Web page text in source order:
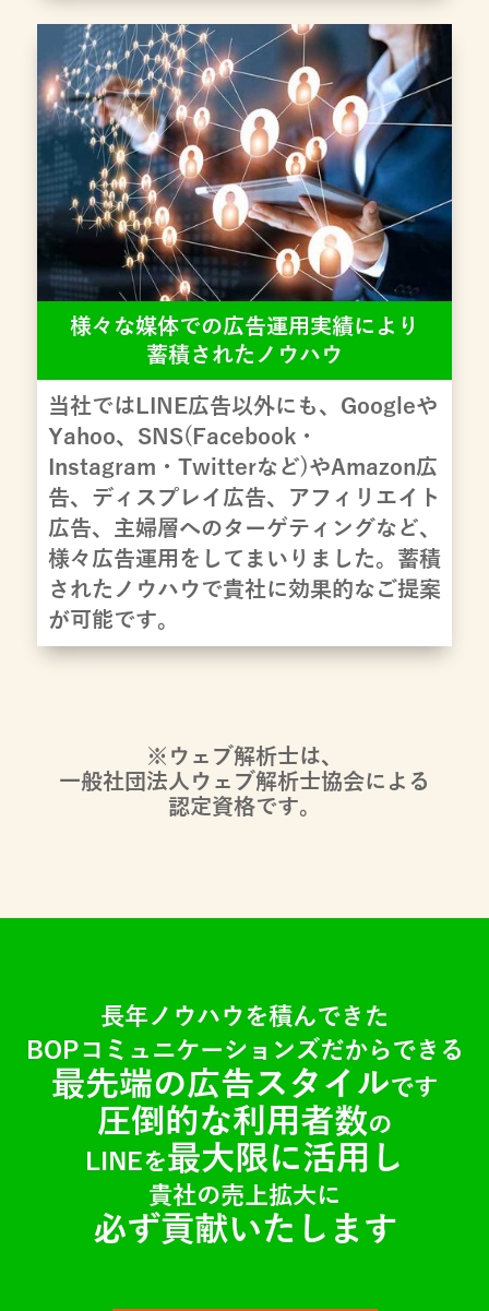
様々な媒体での広告運用実績により
蓄積されたノウハウ
当社ではLINE広告以外にも、Googleや
Yahoo、SNS(Facebook・
Instagram・Twitterなど)やAmazon広
告、ディスプレイ広告、アフィリエイト
広告、主婦層へのターゲティングなど、
様々広告運用をしてまいりました。蓄積
されたノウハウで貴社に効果的なご提案
が可能です。
※ウェブ解析士は、
一般社団法人ウェブ解析士協会による
認定資格です。
長年ノウハウを積んできた
BOPコミュニケーションズだからできる
最先端の広告スタイルです
圧倒的な利用者数の
LINEを最大限に活用し
貴社の売上拡大に
必ず貢献いたします